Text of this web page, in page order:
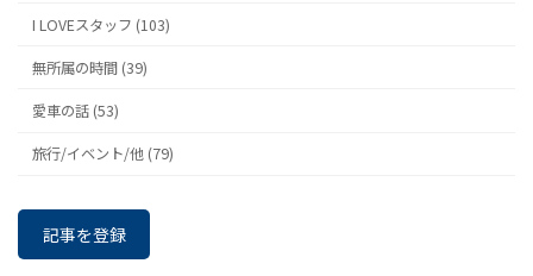
I LOVEスタッフ (103)
無所属の時間 (39)
愛車の話 (53)
旅行/イベント/他 (79)
記事を登録